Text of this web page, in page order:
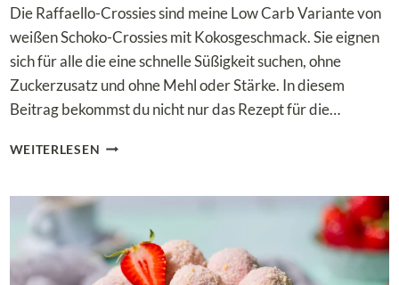
Die Raffaello-Crossies sind meine Low Carb Variante von
weißen Schoko-Crossies mit Kokosgeschmack. Sie eignen
sich für alle die eine schnelle Süßigkeit suchen, ohne
Zuckerzusatz und ohne Mehl oder Stärke. In diesem
Beitrag bekommst du nicht nur das Rezept für die…
WEITERLESEN LOW
CROSSIES
KNUSPER
SNACK
MIT